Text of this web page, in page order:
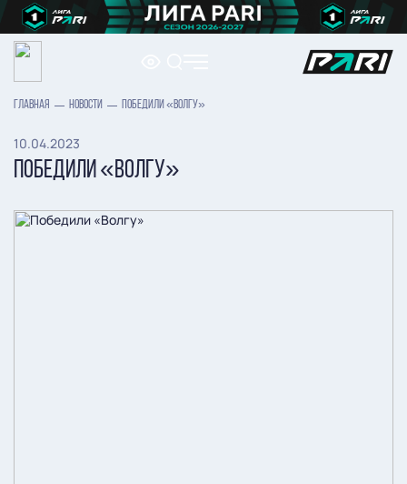
ГЛАВНАЯ НОВОСТИ ПОБЕДИЛИ «ВОЛГУ»
10.04.2023
ПОБЕДИЛИ «ВОЛГУ»